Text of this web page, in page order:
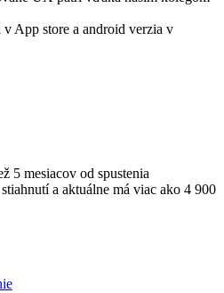
App store a android verzia v
5 mesiacov od spustenia
a aktuálne má viac ako 4 900